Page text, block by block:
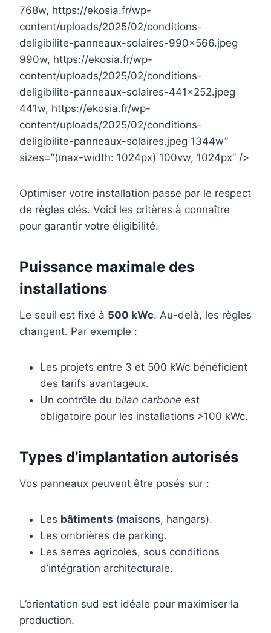
768w, https://ekosia.fr/wp-
content/uploads/2025/02/conditions-
deligibilite-panneaux-solaires-990×566.jpeg
990w, https://ekosia.fr/wp-
content/uploads/2025/02/conditions-
deligibilite-panneaux-solaires-441×252.jpeg
441w, https://ekosia.fr/wp-
content/uploads/2025/02/conditions-
deligibilite-panneaux-solaires.jpeg 1344w”
sizes=”(max-width: 1024px) 100vw, 1024px” />
Optimiser votre installation passe par le respect
de règles clés. Voici les critères à connaître
pour garantir votre éligibilité.
Puissance maximale des
installations
Le seuil est fixé à 500 kWc. Au-delà, les règles
changent. Par exemple :
Les projets entre 3 et 500 kWc bénéficient
des tarifs avantageux.
Un contrôle du bilan carbone est
obligatoire pour les installations >100 kWc.
Types d’implantation autorisés
Vos panneaux peuvent être posés sur :
Les bâtiments (maisons, hangars).
Les ombrières de parking.
Les serres agricoles, sous conditions
d’intégration architecturale.
L’orientation sud est idéale pour maximiser la
production.